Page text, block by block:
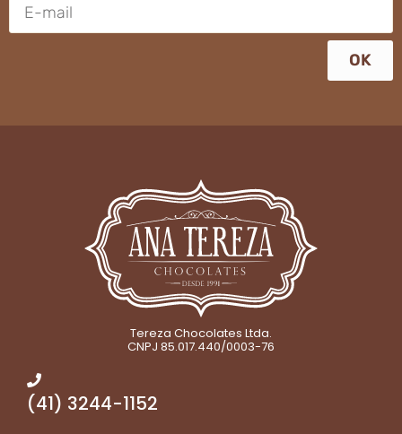
OK
Tereza Chocolates Ltda.
CNPJ 85.017.440/0003-76
(41) 3244-1152